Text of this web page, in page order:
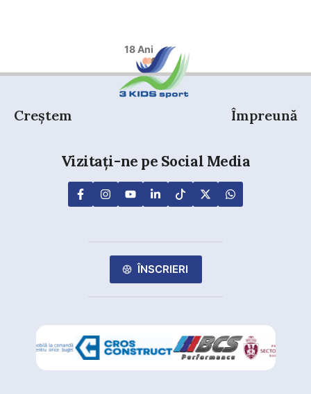
18 Ani
Creștem Împreună
Vizitați-ne pe Social Media
ÎNSCRIERI